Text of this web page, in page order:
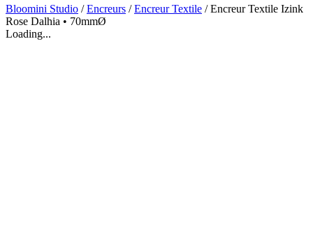
Bloomini Studio /Encreurs /Encreur Textile /Encreur Textile Izink
Rose Dalhia • 70mmØ
Loading...